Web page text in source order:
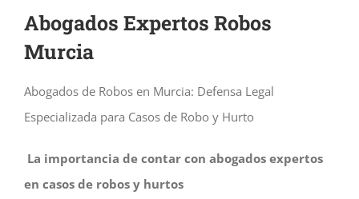
Abogados Expertos Robos
Murcia
Abogados de Robos en Murcia: Defensa Legal
Especializada para Casos de Robo y Hurto
La importancia de contar con abogados expertos
en casos de robos y hurtos